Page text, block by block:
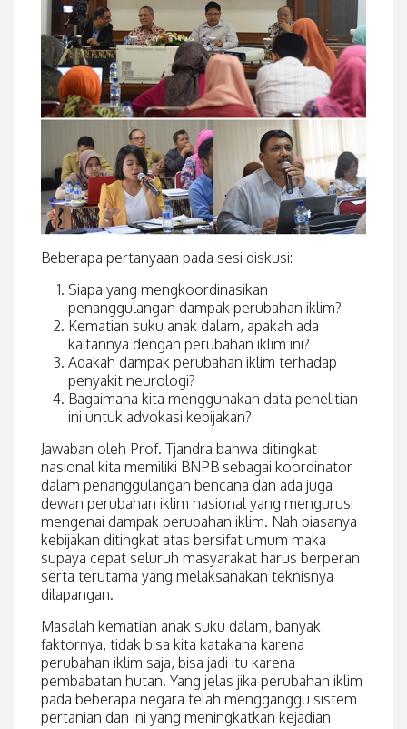
Beberapa pertanyaan pada sesi diskusi:
Siapa yang mengkoordinasikan
penanggulangan dampak perubahan iklim?
Kematian suku anak dalam, apakah ada
kaitannya dengan perubahan iklim ini?
Adakah dampak perubahan iklim terhadap
penyakit neurologi?
Bagaimana kita menggunakan data penelitian
ini untuk advokasi kebijakan?
Jawaban oleh Prof. Tjandra bahwa ditingkat
nasional kita memiliki BNPB sebagai koordinator
dalam penanggulangan bencana dan ada juga
dewan perubahan iklim nasional yang mengurusi
mengenai dampak perubahan iklim. Nah biasanya
kebijakan ditingkat atas bersifat umum maka
supaya cepat seluruh masyarakat harus berperan
serta terutama yang melaksanakan teknisnya
dilapangan.
Masalah kematian anak suku dalam, banyak
faktornya, tidak bisa kita katakana karena
perubahan iklim saja, bisa jadi itu karena
pembabatan hutan. Yang jelas jika perubahan iklim
pada beberapa negara telah mengganggu sistem
pertanian dan ini yang meningkatkan kejadian